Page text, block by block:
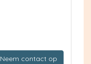
Neem contact op